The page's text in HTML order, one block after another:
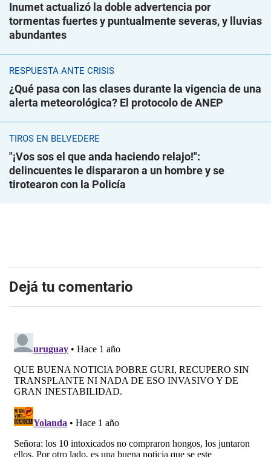
Inumet actualizó la doble advertencia por
tormentas fuertes y puntualmente severas, y lluvias
abundantes
RESPUESTA ANTE CRISIS
¿Qué pasa con las clases durante la vigencia de una
alerta meteorológica? El protocolo de ANEP
TIROS EN BELVEDERE
"¡Vos sos el que anda haciendo relajo!":
delincuentes le dispararon a un hombre y se
tirotearon con la Policía
Dejá tu comentario